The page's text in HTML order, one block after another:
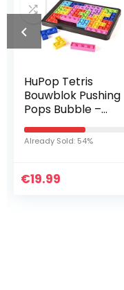
HuPop Tetris
Bouwblok Pushing
Pops Bubble –
Grote Giant
Bubble Popper
Sensorisch Fidget
Bubble…
Already Sold: 54%
€19.99